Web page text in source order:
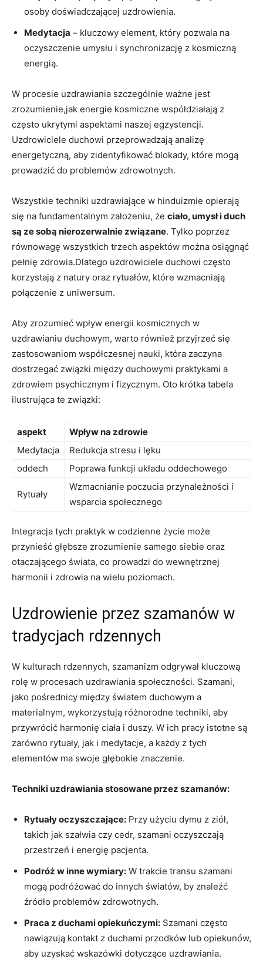
osoby doświadczającej uzdrowienia.
Medytacja – kluczowy element, który pozwala na
oczyszczenie umysłu i synchronizację z kosmiczną
energią.
W procesie uzdrawiania szczególnie ważne jest
zrozumienie,jak energie kosmiczne współdziałają z
często ukrytymi aspektami naszej egzystencji.
Uzdrowiciele duchowi przeprowadzają analizę
energetyczną, aby zidentyfikować blokady, które mogą
prowadzić do problemów zdrowotnych.
Wszystkie techniki uzdrawiające w hinduizmie opierają
się na fundamentalnym założeniu, że ciało, umysł i duch
są ze sobą nierozerwalnie związane. Tylko poprzez
równowagę wszystkich trzech aspektów można osiągnąć
pełnię zdrowia.Dlatego uzdrowiciele duchowi często
korzystają z natury oraz rytuałów, które wzmacniają
połączenie z uniwersum.
Aby zrozumieć wpływ energii kosmicznych w
uzdrawianiu duchowym, warto również przyjrzeć się
zastosowaniom współczesnej nauki, która zaczyna
dostrzegać związki między duchowymi praktykami a
zdrowiem psychicznym i fizycznym. Oto krótka tabela
ilustrująca te związki:
aspekt
Wpływ na zdrowie
Medytacja
Redukcja stresu i lęku
oddech
Poprawa funkcji układu oddechowego
Rytuały
Wzmacnianie poczucia przynależności i
wsparcia społecznego
Integracja tych praktyk w codzienne życie może
przynieść głębsze zrozumienie samego siebie oraz
otaczającego świata, co prowadzi do wewnętrznej
harmonii i zdrowia na wielu poziomach.
Uzdrowienie przez szamanów w
tradycjach rdzennych
W kulturach rdzennych, szamanizm odgrywał kluczową
rolę w procesach uzdrawiania społeczności. Szamani,
jako pośrednicy między światem duchowym a
materialnym, wykorzystują różnorodne techniki, aby
przywrócić harmonię ciała i duszy. W ich pracy istotne są
zarówno rytuały, jak i medytacje, a każdy z tych
elementów ma swoje głębokie znaczenie.
Techniki uzdrawiania stosowane przez szamanów:
Rytuały oczyszczające: Przy użyciu dymu z ziół,
takich jak szałwia czy cedr, szamani oczyszczają
przestrzeń i energię pacjenta.
Podróż w inne wymiary: W trakcie transu szamani
mogą podróżować do innych światów, by znaleźć
źródło problemów zdrowotnych.
Praca z duchami opiekuńczymi: Szamani często
nawiązują kontakt z duchami przodków lub opiekunów,
aby uzyskać wskazówki dotyczące uzdrawiania.